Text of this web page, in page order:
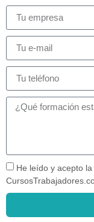
He leído y acepto la